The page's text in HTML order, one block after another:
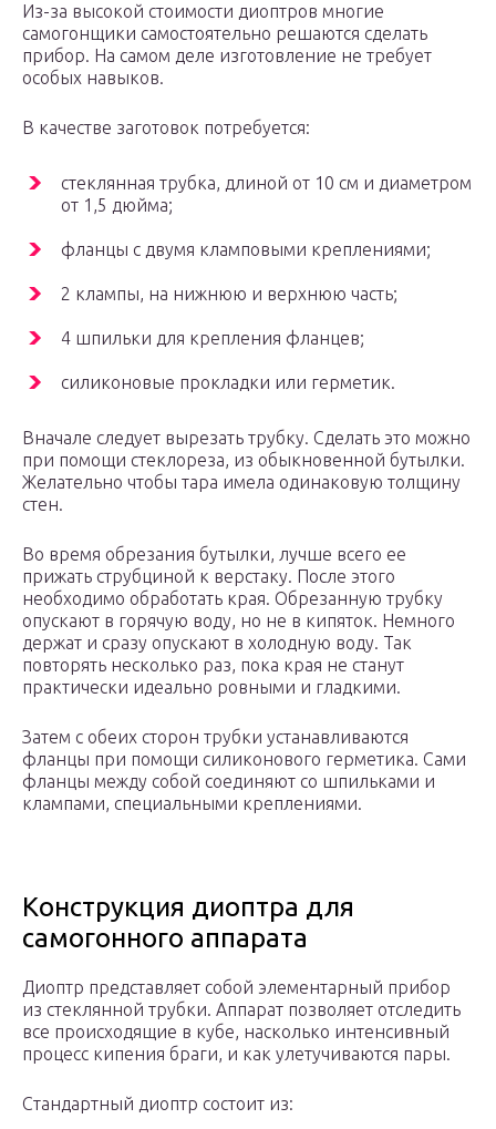
Из-за высокой стоимости диоптров многие
самогонщики самостоятельно решаются сделать
прибор. На самом деле изготовление не требует
особых навыков.
В качестве заготовок потребуется:
стеклянная трубка, длиной от 10 см и диаметром
от 1,5 дюйма;
фланцы с двумя кламповыми креплениями;
2 клампы, на нижнюю и верхнюю часть;
4 шпильки для крепления фланцев;
силиконовые прокладки или герметик.
Вначале следует вырезать трубку. Сделать это можно
при помощи стеклореза, из обыкновенной бутылки.
Желательно чтобы тара имела одинаковую толщину
стен.
Во время обрезания бутылки, лучше всего ее
прижать струбциной к верстаку. После этого
необходимо обработать края. Обрезанную трубку
опускают в горячую воду, но не в кипяток. Немного
держат и сразу опускают в холодную воду. Так
повторять несколько раз, пока края не станут
практически идеально ровными и гладкими.
Затем с обеих сторон трубки устанавливаются
фланцы при помощи силиконового герметика. Сами
фланцы между собой соединяют со шпильками и
клампами, специальными креплениями.
Конструкция диоптра для
самогонного аппарата
Диоптр представляет собой элементарный прибор
из стеклянной трубки. Аппарат позволяет отследить
все происходящие в кубе, насколько интенсивный
процесс кипения браги, и как улетучиваются пары.
Стандартный диоптр состоит из: